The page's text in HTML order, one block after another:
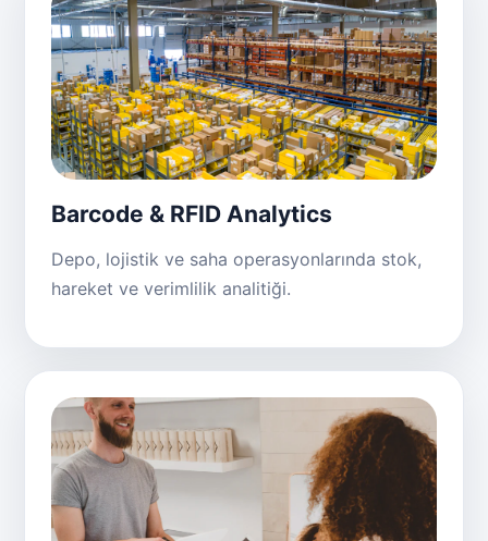
Barcode & RFID Analytics
Depo, lojistik ve saha operasyonlarında stok,
hareket ve verimlilik analitiği.